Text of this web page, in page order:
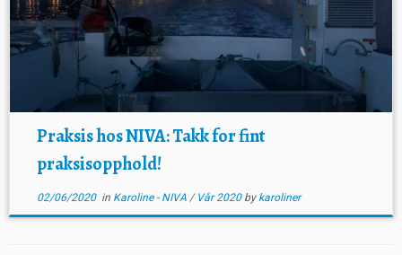
Praksis hos NIVA: Takk for fint
praksisopphold!
02/06/2020in Karoline - NIVA / Vår 2020 by karoliner